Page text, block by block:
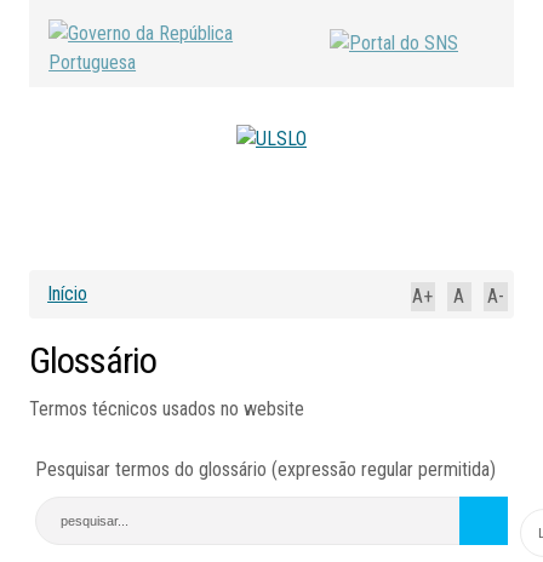
A-
A
A+
Início
Glossário
Termos técnicos usados no website
Pesquisar termos do glossário (expressão regular permitida)